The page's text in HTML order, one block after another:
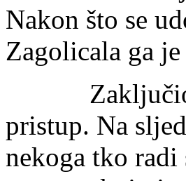
Nakon što se
Zagolicala ga
Zaključio je
pristup. Na
nekoga tko radi